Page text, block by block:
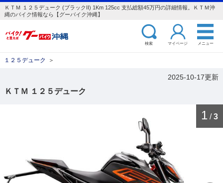
ＫＴＭ １２５デューク (ブラックII) 1Km 125cc 支払総額45万円の詳細情報。ＫＴＭ沖
縄のバイク情報なら【グーバイク沖縄】
検索 マイページ メニュー
１２５デューク ＞
2025-10-17更新
ＫＴＭ １２５デューク
1 / 3